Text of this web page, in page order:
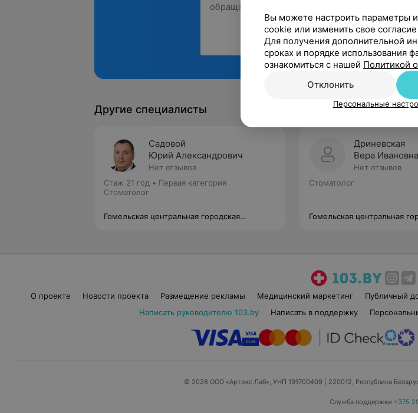
Другие специалисты
Садовой
Юрий Александрович
Нет отзывов
Стаж 21 год • Первая категория
Стоматолог
Гомельская центральная городская
Дриневская
Вера Ивановна
Нет отзывов
Стоматолог
Гомельская центральная
О проекте Новости проекта Размещение рекламы Медицинский маркетинг Публичный
Написать руководителю 103.by
Написать в поддержку
© 2026 ООО «Артокс Лаб», УНП 191700409 | 220012, Республика
Служба поддержки +375
Вы можете настроить параметры
cookie или изменить свое
Для получения дополнительной
сроках и порядке использования
ознакомиться с нашей Политикой
Отклонить
Персональные